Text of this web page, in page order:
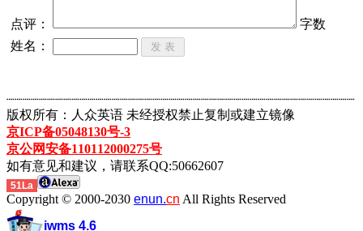
点评：
字数
姓名：
┈┈┈┈┈┈┈┈┈┈┈┈┈┈┈┈┈┈┈┈┈┈┈┈┈┈┈┈┈┈┈┈┈┈┈┈┈┈┈┈┈┈┈
版权所有：人众英语 未经授权禁止复制或建立镜像
京ICP备05048130号-3
京公网安备110112000275号
如有意见和建议，请联系QQ:50662607
51La
Copyright © 2000-2030 enun.cn All Rights Reserved
iwms 4.6